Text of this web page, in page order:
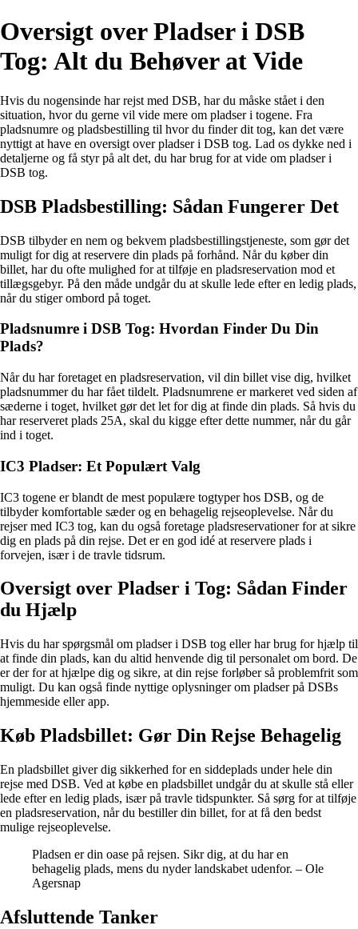
Oversigt over Pladser i DSB
Tog: Alt du Behøver at Vide
Hvis du nogensinde har rejst med DSB, har du måske stået i den
situation, hvor du gerne vil vide mere om pladser i togene. Fra
pladsnumre og pladsbestilling til hvor du finder dit tog, kan det være
nyttigt at have en oversigt over pladser i DSB tog. Lad os dykke ned i
detaljerne og få styr på alt det, du har brug for at vide om pladser i
DSB tog.
DSB Pladsbestilling: Sådan Fungerer Det
DSB tilbyder en nem og bekvem pladsbestillingstjeneste, som gør det
muligt for dig at reservere din plads på forhånd. Når du køber din
billet, har du ofte mulighed for at tilføje en pladsreservation mod et
tillægsgebyr. På den måde undgår du at skulle lede efter en ledig plads,
når du stiger ombord på toget.
Pladsnumre i DSB Tog: Hvordan Finder Du Din
Plads?
Når du har foretaget en pladsreservation, vil din billet vise dig, hvilket
pladsnummer du har fået tildelt. Pladsnumrene er markeret ved siden af
sæderne i toget, hvilket gør det let for dig at finde din plads. Så hvis du
har reserveret plads 25A, skal du kigge efter dette nummer, når du går
ind i toget.
IC3 Pladser: Et Populært Valg
IC3 togene er blandt de mest populære togtyper hos DSB, og de
tilbyder komfortable sæder og en behagelig rejseoplevelse. Når du
rejser med IC3 tog, kan du også foretage pladsreservationer for at sikre
dig en plads på din rejse. Det er en god idé at reservere plads i
forvejen, især i de travle tidsrum.
Oversigt over Pladser i Tog: Sådan Finder
du Hjælp
Hvis du har spørgsmål om pladser i DSB tog eller har brug for hjælp til
at finde din plads, kan du altid henvende dig til personalet om bord. De
er der for at hjælpe dig og sikre, at din rejse forløber så problemfrit som
muligt. Du kan også finde nyttige oplysninger om pladser på DSBs
hjemmeside eller app.
Køb Pladsbillet: Gør Din Rejse Behagelig
En pladsbillet giver dig sikkerhed for en siddeplads under hele din
rejse med DSB. Ved at købe en pladsbillet undgår du at skulle stå eller
lede efter en ledig plads, især på travle tidspunkter. Så sørg for at tilføje
en pladsreservation, når du bestiller din billet, for at få den bedst
mulige rejseoplevelse.
Pladsen er din oase på rejsen. Sikr dig, at du har en
behagelig plads, mens du nyder landskabet udenfor. – Ole
Agersnap
Afsluttende Tanker